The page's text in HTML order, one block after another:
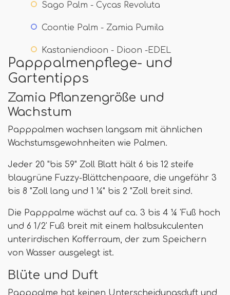
Sago Palm - Cycas Revoluta
Coontie Palm - Zamia Pumila
Kastaniendioon - Dioon -EDEL
Papppalmenpflege- und
Gartentipps
Zamia Pflanzengröße und
Wachstum
Papppalmen wachsen langsam mit ähnlichen
Wachstumsgewohnheiten wie Palmen.
Jeder 20 "bis 59" Zoll Blatt hält 6 bis 12 steife
blaugrüne Fuzzy-Blättchenpaare, die ungefähr 3
bis 8 "Zoll lang und 1 ¼" bis 2 "Zoll breit sind.
Die Papppalme wächst auf ca. 3 bis 4 ¼ 'Fuß hoch
und 6 1/2' Fuß breit mit einem halbsukculenten
unterirdischen Kofferraum, der zum Speichern
von Wasser ausgelegt ist.
Blüte und Duft
Papppalme hat keinen Unterscheidungsduft und